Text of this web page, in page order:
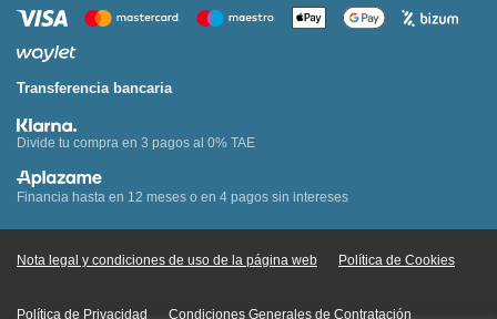
Transferencia bancaria
Divide tu compra en 3 pagos al 0% TAE
Financia hasta en 12 meses o en 4 pagos sin intereses
Nota legal y condiciones de uso de la página web Política de Cookies
Política de Privacidad Condiciones Generales de Contratación